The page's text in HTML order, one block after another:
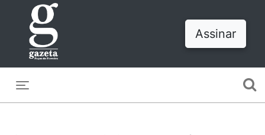
Assinar